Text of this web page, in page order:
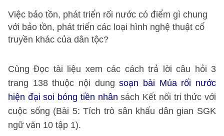
Việc bảo tồn, phát triển rối nước có điểm gì chung
với bảo tồn, phát triển các loại hình nghệ thuật cổ
truyền khác của dân tộc?
Cùng Đọc tài liệu xem các cách trả lời câu hỏi 3
trang 138 thuộc nội dungsoạn bài Múa rối nước
hiện đại soi bóng tiền nhân sách Kết nối tri thức với
cuộc sống (Bài 5: Tích trò sân khấu dân gian SGK
ngữ văn 10 tập 1).